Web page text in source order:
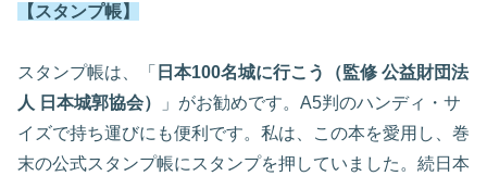
【スタンプ帳】
スタンプ帳は、「 日本100名城に行こう（監修 公益財団法
人 日本城郭協会）
」がお勧めです。A5判のハンディ・サ
イズで持ち運びにも便利です。私は、この本を愛用し、巻
末の公式スタンプ帳にスタンプを押していました。続日本